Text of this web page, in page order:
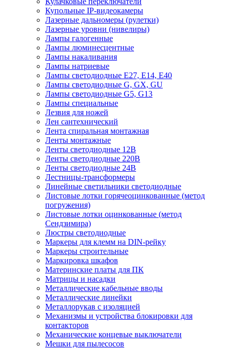
Купольные IP-видеокамеры
Лазерные дальномеры (рулетки)
Лазерные уровни (нивелиры)
Лампы галогенные
Лампы люминесцентные
Лампы накаливания
Лампы натриевые
Лампы светодиодные E27, E14, E40
Лампы светодиодные G, GX, GU
Лампы светодиодные G5, G13
Лампы специальные
Лезвия для ножей
Лен сантехнический
Лента спиральная монтажная
Ленты монтажные
Ленты светодиодные 12В
Ленты светодиодные 220В
Ленты светодиодные 24В
Лестницы-трансформеры
Линейные светильники светодиодные
Листовые лотки горячеоцинкованные (метод
погружения)
Листовые лотки оцинкованные (метод
Сендзимира)
Люстры светодиодные
Маркеры для клемм на DIN-рейку
Маркеры строительные
Маркировка шкафов
Материнские платы для ПК
Матрицы и насадки
Металлические кабельные вводы
Металлические линейки
Металлорукав с изоляцией
Механизмы и устройства блокировки для
контакторов
Механические концевые выключатели
Мешки для пылесосов